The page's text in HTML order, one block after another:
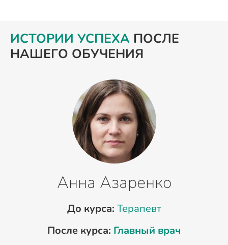
ИСТОРИИ УСПЕХА ПОСЛЕ
НАШЕГО ОБУЧЕНИЯ
Анна Азаренко
До курса: Терапевт
После курса: Главный врач